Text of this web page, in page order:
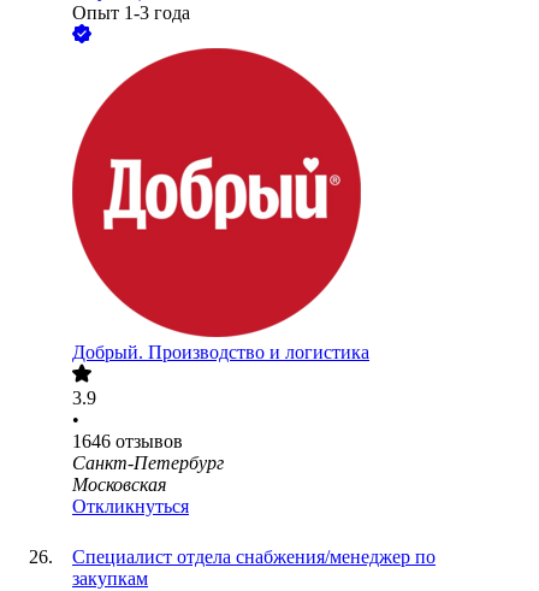
Опыт 1-3 года
Добрый. Производство и логистика
3.9
•
1646 отзывов
Санкт-Петербург
Московская
Откликнуться
Специалист отдела снабжения/менеджер по
закупкам